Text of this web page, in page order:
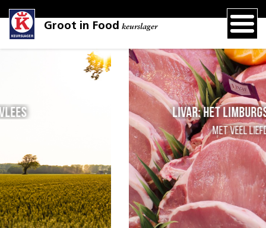
Groot in Food keurslager
Livar: het Limburgs kloostervarken
met veel liefde verzorgd